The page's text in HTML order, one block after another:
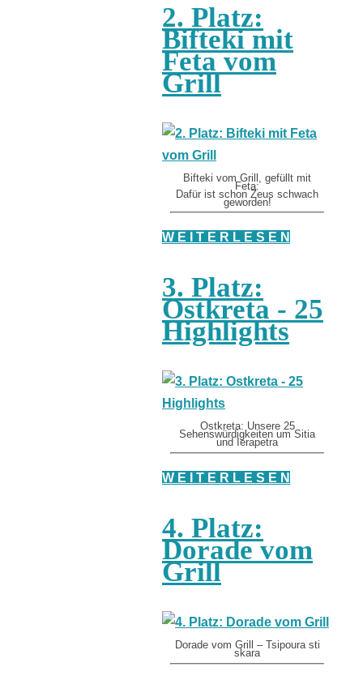
2. Platz:
Bifteki mit
Feta vom
Grill
Bifteki vom Grill, gefüllt mit
Feta:
Dafür ist schon Zeus schwach
geworden!
W E I T E R L E S E N
3. Platz:
Ostkreta - 25
Highlights
Ostkreta: Unsere 25
Sehenswürdigkeiten um Sitia
und Ierapetra
W E I T E R L E S E N
4. Platz:
Dorade vom
Grill
Dorade vom Grill – Tsipoura sti
skara